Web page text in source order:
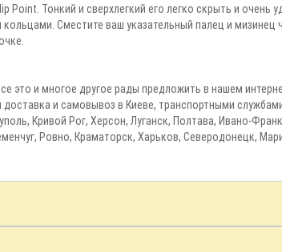
Тонкий и сверхлегкий его легко скрыть и очень
Сместите ваш указательный палец и мизинец
это и многое другое рады предложить в нашем
и самовывоз в Киеве, транспортными
Кривой Рог, Херсон, Луганск, Полтава, Ивано-
Ровно, Краматорск, Харьков, Северодонецк,